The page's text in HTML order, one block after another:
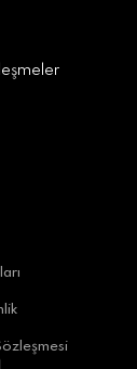
Antalya